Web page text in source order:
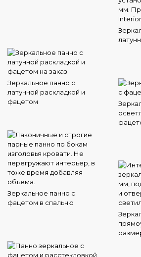
Зеркальное панно с
латунной раскладкой и
фацетом
Зеркальное панно с
фацетом в спальню